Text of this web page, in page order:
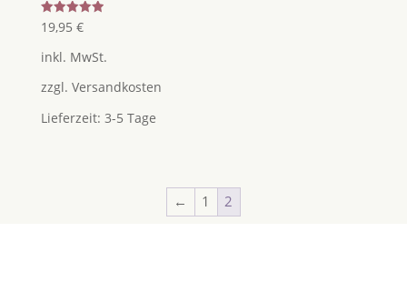
Bewertet
mit
von 5
19,95 €
inkl. MwSt.
zzgl. Versandkosten
Lieferzeit: 3-5 Tage
← 1 2